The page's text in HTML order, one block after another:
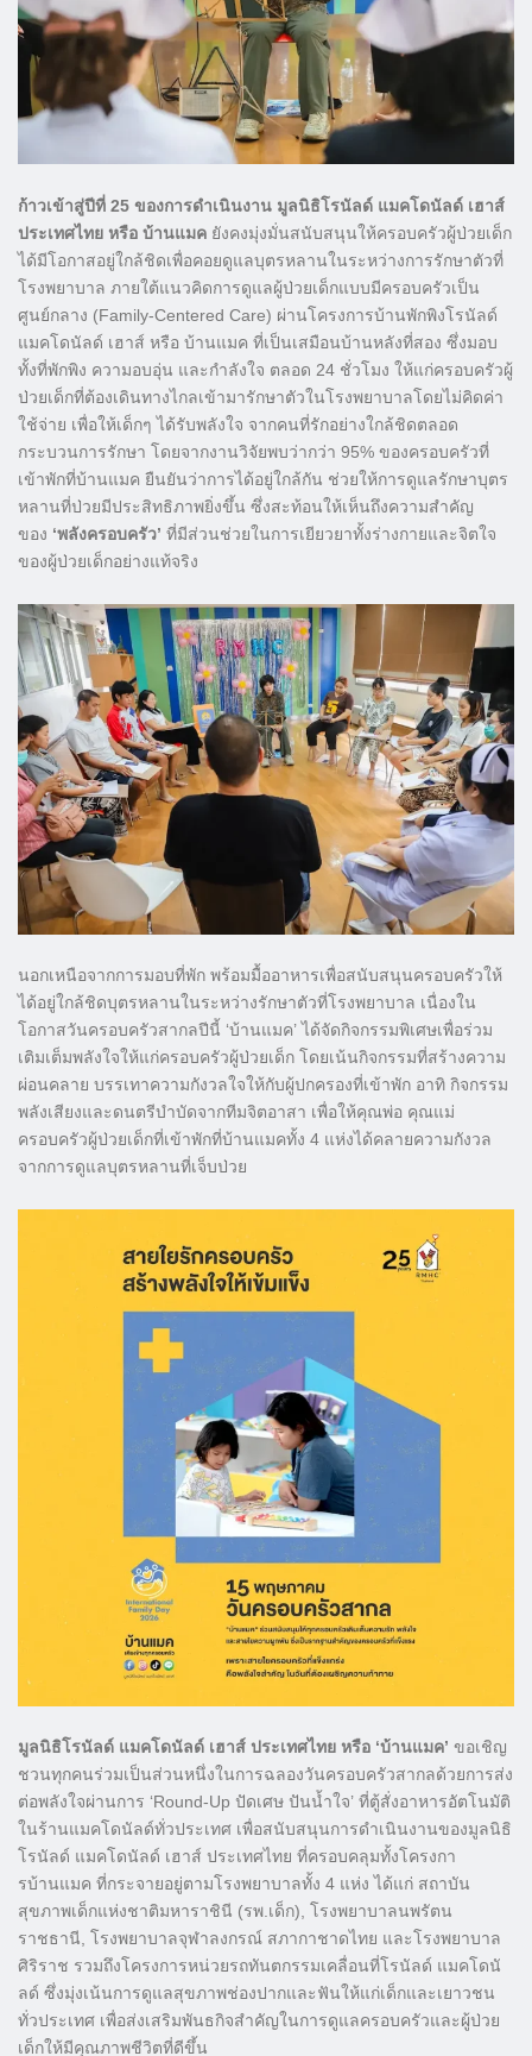
ก้าวเข้าสู่ปีที่ 25 ของการดำเนินงาน มูลนิธิโรนัลด์ แมคโดนัลด์ เฮาส์
ประเทศไทย หรือ บ้านแมค ยังคงมุ่งมั่นสนับสนุนให้ครอบครัวผู้ป่วยเด็ก
ได้มีโอกาสอยู่ใกล้ชิดเพื่อคอยดูแลบุตรหลานในระหว่างการรักษาตัวที่
โรงพยาบาล ภายใต้แนวคิดการดูแลผู้ป่วยเด็กแบบมีครอบครัวเป็น
ศูนย์กลาง (Family-Centered Care) ผ่านโครงการบ้านพักพิงโรนัลด์
แมคโดนัลด์ เฮาส์ หรือ บ้านแมค ที่เป็นเสมือนบ้านหลังที่สอง ซึ่งมอบ
ทั้งที่พักพิง ความอบอุ่น และกำลังใจ ตลอด 24 ชั่วโมง ให้แก่ครอบครัวผู้
ป่วยเด็กที่ต้องเดินทางไกลเข้ามารักษาตัวในโรงพยาบาลโดยไม่คิดค่า
ใช้จ่าย เพื่อให้เด็กๆ ได้รับพลังใจ จากคนที่รักอย่างใกล้ชิดตลอด
กระบวนการรักษา โดยจากงานวิจัยพบว่ากว่า 95% ของครอบครัวที่
เข้าพักที่บ้านแมค ยืนยันว่าการได้อยู่ใกล้กัน ช่วยให้การดูแลรักษาบุตร
หลานที่ป่วยมีประสิทธิภาพยิ่งขึ้น ซึ่งสะท้อนให้เห็นถึงความสำคัญ
ของ ‘พลังครอบครัว’ ที่มีส่วนช่วยในการเยียวยาทั้งร่างกายและจิตใจ
ของผู้ป่วยเด็กอย่างแท้จริง
นอกเหนือจากการมอบที่พัก พร้อมมื้ออาหารเพื่อสนับสนุนครอบครัวให้
ได้อยู่ใกล้ชิดบุตรหลานในระหว่างรักษาตัวที่โรงพยาบาล เนื่องใน
โอกาสวันครอบครัวสากลปีนี้ ‘บ้านแมค’ ได้จัดกิจกรรมพิเศษเพื่อร่วม
เติมเต็มพลังใจให้แก่ครอบครัวผู้ป่วยเด็ก โดยเน้นกิจกรรมที่สร้างความ
ผ่อนคลาย บรรเทาความกังวลใจให้กับผู้ปกครองที่เข้าพัก อาทิ กิจกรรม
พลังเสียงและดนตรีบำบัดจากทีมจิตอาสา เพื่อให้คุณพ่อ คุณแม่
ครอบครัวผู้ป่วยเด็กที่เข้าพักที่บ้านแมคทั้ง 4 แห่งได้คลายความกังวล
จากการดูแลบุตรหลานที่เจ็บป่วย
มูลนิธิโรนัลด์ แมคโดนัลด์ เฮาส์ ประเทศไทย หรือ ‘บ้านแมค’ ขอเชิญ
ชวนทุกคนร่วมเป็นส่วนหนึ่งในการฉลองวันครอบครัวสากลด้วยการส่ง
ต่อพลังใจผ่านการ ‘Round-Up ปัดเศษ ปันน้ำใจ’ ที่ตู้สั่งอาหารอัตโนมัติ
ในร้านแมคโดนัลด์ทั่วประเทศ เพื่อสนับสนุนการดำเนินงานของมูลนิธิ
โรนัลด์ แมคโดนัลด์ เฮาส์ ประเทศไทย ที่ครอบคลุมทั้งโครงกา
รบ้านแมค ที่กระจายอยู่ตามโรงพยาบาลทั้ง 4 แห่ง ได้แก่ สถาบัน
สุขภาพเด็กแห่งชาติมหาราชินี (รพ.เด็ก), โรงพยาบาลนพรัตน
ราชธานี, โรงพยาบาลจุฬาลงกรณ์ สภากาชาดไทย และโรงพยาบาล
ศิริราช รวมถึงโครงการหน่วยรถทันตกรรมเคลื่อนที่โรนัลด์ แมคโดนั
ลด์ ซึ่งมุ่งเน้นการดูแลสุขภาพช่องปากและฟันให้แก่เด็กและเยาวชน
ทั่วประเทศ เพื่อส่งเสริมพันธกิจสำคัญในการดูแลครอบครัวและผู้ป่วย
เด็กให้มีคุณภาพชีวิตที่ดีขึ้น